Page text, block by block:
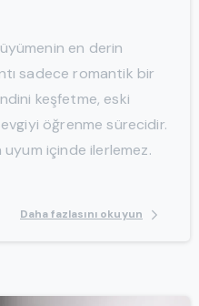
en derin
sadece romantik bir
keşfetme, eski
öğrenme sürecidir.
içinde ilerlemez.
Daha fazlasını okuyun